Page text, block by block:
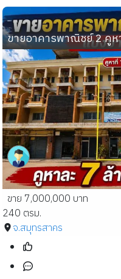
ม ใกล้
าง9.5เมตร/3ชั้น38วา
ขายอาคารพาณิชย์ 2 คูห
ขาย 7,000,000 บาท
240 ตรม.
จ.สมุทรสาคร